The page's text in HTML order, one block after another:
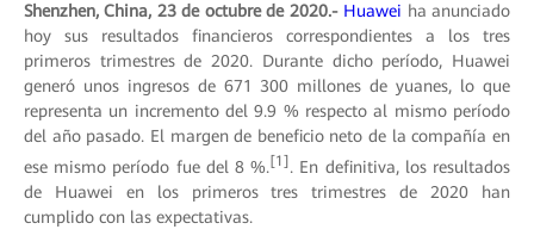
Shenzhen, China, 23 de octubre de 2020.- Huawei ha anunciado
hoy sus resultados financieros correspondientes a los tres
primeros trimestres de 2020. Durante dicho período, Huawei
generó unos ingresos de 671 300 millones de yuanes, lo que
representa un incremento del 9.9 % respecto al mismo período
del año pasado. El margen de beneficio neto de la compañía en
ese mismo período fue del 8 %. [1] . En definitiva, los resultados
de Huawei en los primeros tres trimestres de 2020 han
cumplido con las expectativas.